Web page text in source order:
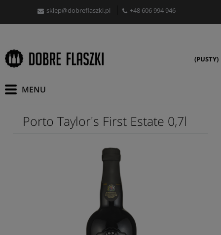
sklep@dobreflaszki.pl +48 606 994 946
(PUSTY)
Porto Taylor's First Estate 0,7l